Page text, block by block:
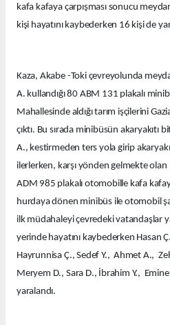
kafa kafaya çarpışması sonucu
kişi hayatını kaybederken 16 kişi de
Kaza, Akabe -Toki çevreyolunda
A. kullandığı 80 ABM 131 plakalı
Mahallesinde aldığı tarım işçilerini
çıktı. Bu sırada minibüsün
A., kestirmeden ters yola girip
ilerlerken, karşı yönden gelmekte olan
ADM 985 plakalı otomobille kafa
hurdaya dönen minibüs ile otomobil
ilk müdahaleyi çevredeki vatandaşlar
yerinde hayatını kaybederken Hasan
Hayrunnisa Ç., Sedef Y., Ahmet A.,
Meryem D., Sara D., İbrahim Y., Emine
yaralandı.